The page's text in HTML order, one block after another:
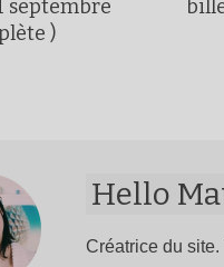
septembre
)
Hello
Créatrice du